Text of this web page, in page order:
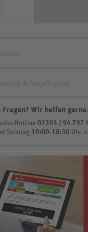
Fragen? Wir helfen gerne.
Hotline 02203 / 94 797
Sonntag 10:00-18:30 Uhr